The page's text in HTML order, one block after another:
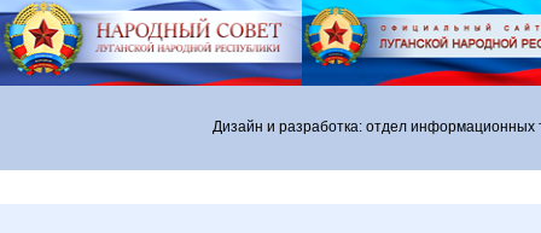
Дизайн и разработка: отдел информационных